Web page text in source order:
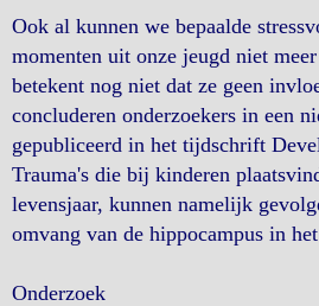
Ook al kunnen we bepaalde
momenten uit onze jeugd niet
betekent nog niet dat ze geen
concluderen onderzoekers in een
gepubliceerd in het tijdschrift
Trauma's die bij kinderen
levensjaar, kunnen namelijk
omvang van de hippocampus in
Onderzoek